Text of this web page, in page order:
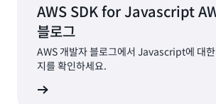
AWS SDK for Javascript
블로그
AWS 개발자 블로그에서 Javascript에 대
지를 확인하세요.